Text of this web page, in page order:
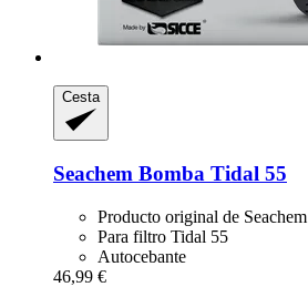
Cesta
Seachem Bomba Tidal 55
Producto original de Seachem
Para filtro Tidal 55
Autocebante
46,99 €